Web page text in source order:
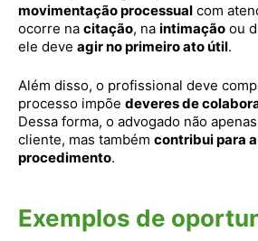
movimentação processual com
ocorre na citação, na intimação ou
ele deve agir no primeiro ato útil.
Além disso, o profissional deve
processo impõe deveres de
Dessa forma, o advogado não
cliente, mas também contribui para
procedimento.
Exemplos de